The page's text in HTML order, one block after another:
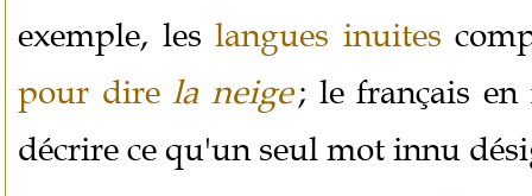
exemple, leslangues inuites
pour direla neige; le français en
décrire ce qu'un seul mot innu